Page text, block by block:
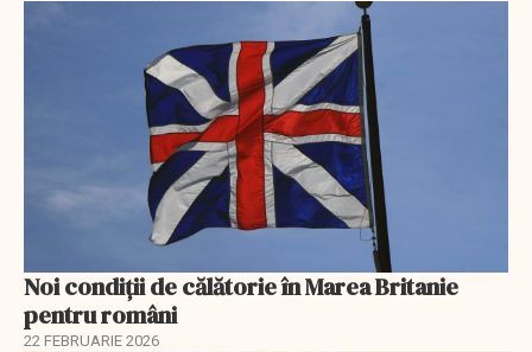
Noi condiții de călătorie în Marea Britanie
pentru români
22 FEBRUARIE 2026